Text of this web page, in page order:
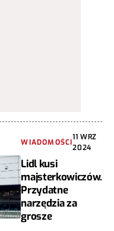
WIADOMOŚCI
11 WRZ
2024
Lidl kusi
majsterkowiczów.
Przydatne
narzędzia za
grosze